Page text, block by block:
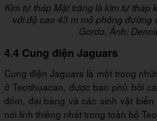
Kim tự tháp Mặt trăng là kim tự tháp
với độ cao 43 m mô phỏng đường
Gordo. Ảnh:
4.4 Cung điện Jaguars
Cung điện Jaguars là một trong
ở Teotihuacan, được bao phủ bởi
đốm, đại bàng và các sinh vật
nơi linh thiêng nhất trong toàn bộ